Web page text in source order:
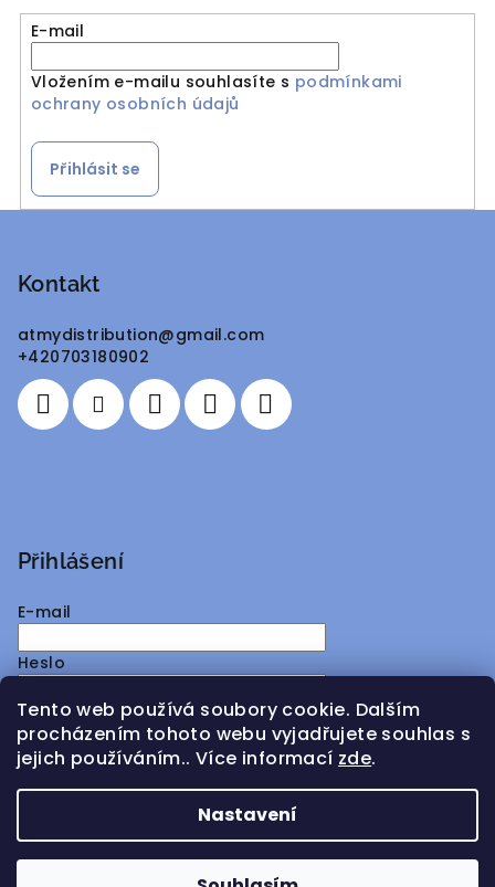
Tento web používá soubory cookie. Dalším
procházením tohoto webu vyjadřujete souhlas s
jejich používáním.. Více informací zde.
Nastavení
E-mail
Vložením e-mailu souhlasíte s podmínkami
ochrany osobních údajů
Přihlásit se
Kontakt
atmydistribution@gmail.com
+420703180902
Přihlášení
E-mail
Heslo
Přihlásit se
Nová registraceZapomenuté heslo